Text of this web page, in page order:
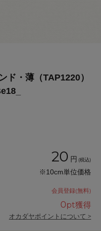
ド・薄（TAP1220）
20 円 (税込)
※10cm単位価格
会員登録(無料)
0pt獲得
オカダヤポイントについて >